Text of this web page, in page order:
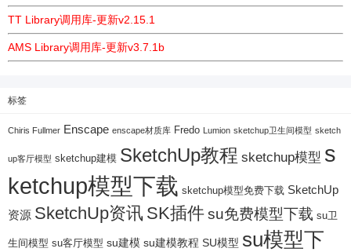
TT Library调用库-更新v2.15.1
AMS Library调用库-更新v3.7.1b
标签
Chiris Fullmer Enscape enscape材质库 Fredo Lumion sketchup卫生间模型 sketch
up客厅模型 sketchup建模 SketchUp教程 sketchup模型 s
ketchup模型下载 sketchup模型免费下载 SketchUp
资源 SketchUp资讯 SK插件su免费模型下载 su卫
生间模型 su客厅模型 su建模 su建模教程 SU模型 su模型下